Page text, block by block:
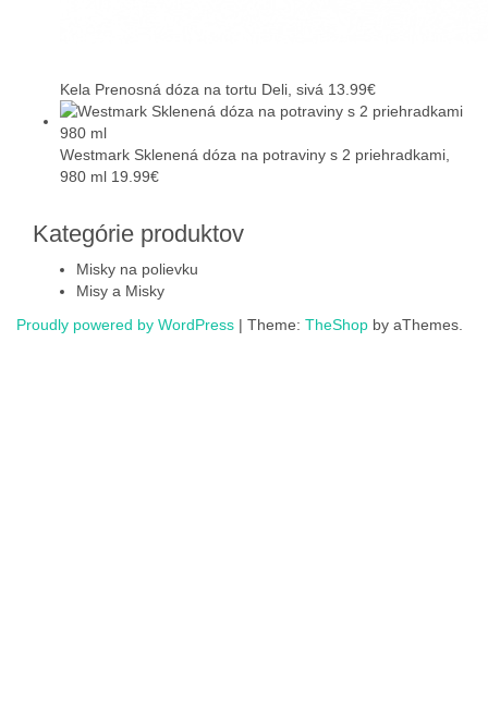
Kela Prenosná dóza na tortu Deli, sivá 13.99€
Westmark Sklenená dóza na potraviny s 2 priehradkami,
980 ml 19.99€
Kategórie produktov
Misky na polievku
Misy a Misky
Proudly powered by WordPress | Theme: TheShop by aThemes.